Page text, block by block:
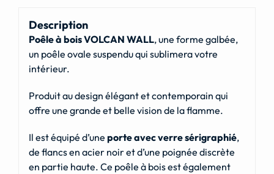
Description
Poêle à bois VOLCAN WALL, une forme galbée,
un poêle ovale suspendu qui sublimera votre
intérieur.
Produit au design élégant et contemporain qui
offre une grande et belle vision de la flamme.
Il est équipé d’une porte avec verre sérigraphié,
de flancs en acier noir et d’une poignée discrète
en partie haute. Ce poêle à bois est également